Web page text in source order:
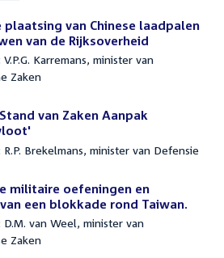
van Chinese laadpalen
van de Rijksoverheid
Karremans, minister van
Zaken
van Zaken Aanpak
R.P. Brekelmans, minister van Defensie
militaire oefeningen en
een blokkade rond Taiwan.
D.M. van Weel, minister van
Zaken